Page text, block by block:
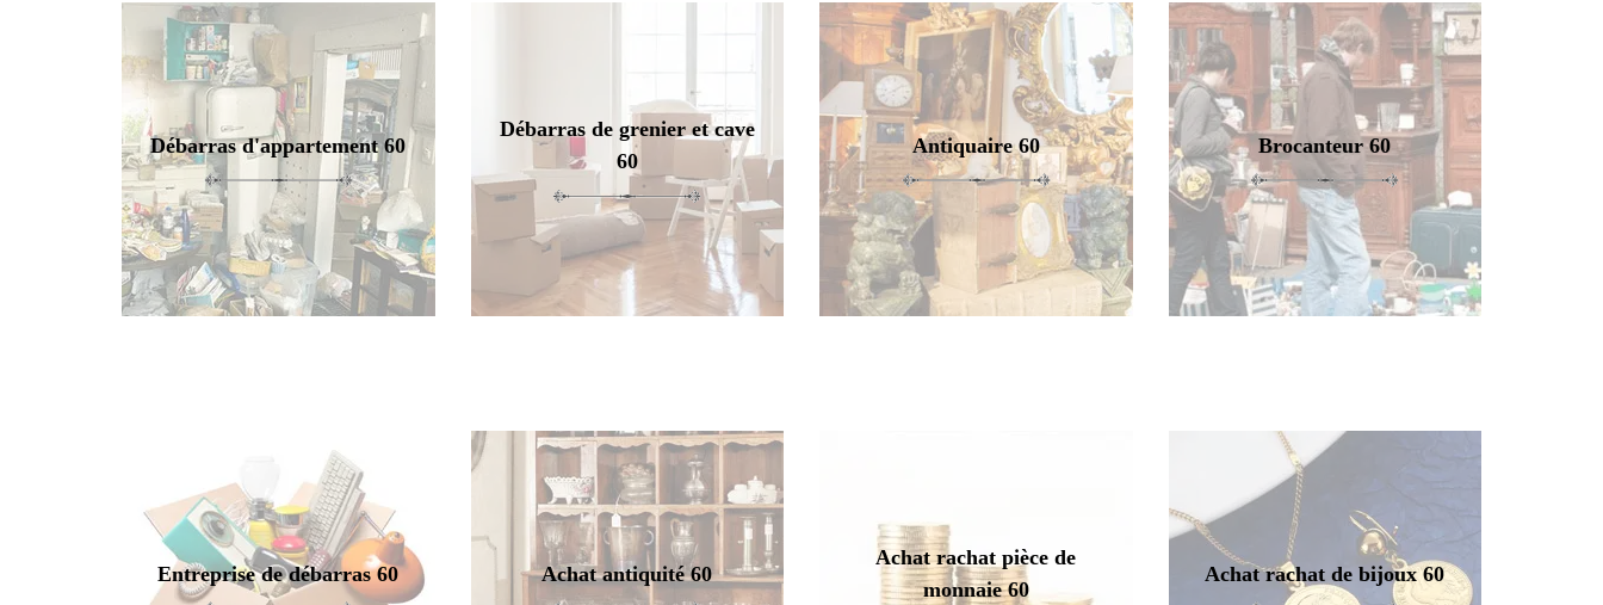
Débarras d'appartement 60
Débarras de grenier et cave
60
Antiquaire 60 Brocanteur 60
Entreprise de débarras 60 Achat antiquité 60
Achat rachat pièce de
monnaie 60
Achat rachat de bijoux 60